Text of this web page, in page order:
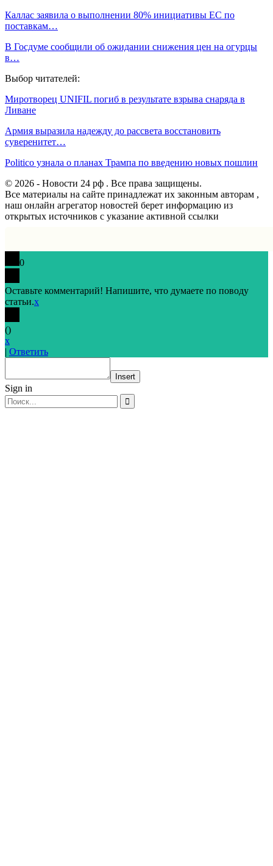
Каллас заявила о выполнении 80% инициативы ЕС по
поставкам…
В Госдуме сообщили об ожидании снижения цен на огурцы
в…
Выбор читателей:
Миротворец UNIFIL погиб в результате взрыва снаряда в
Ливане
Армия выразила надежду до рассвета восстановить
суверенитет…
Politico узнала о планах Трампа по введению новых пошлин
© 2026 - Новости 24 рф . Все права защищены.
Все материалы на сайте принадлежат их законным авторам ,
наш онлайн агрегатор новостей берет информацию из
открытых источников с указание активной ссылки
0
Оставьте комментарий! Напишите, что думаете по поводу
статьи.x
()
x
| Ответить
Insert
Sign in